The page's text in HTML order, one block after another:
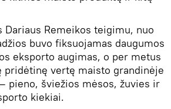
Dariaus Remeikos teigimu, nuo
buvo fiksuojamas daugumos
eksporto augimas, o per metus
pridėtinę vertę maisto grandinėje
pieno, šviežios mėsos, žuvies ir
kiekiai.